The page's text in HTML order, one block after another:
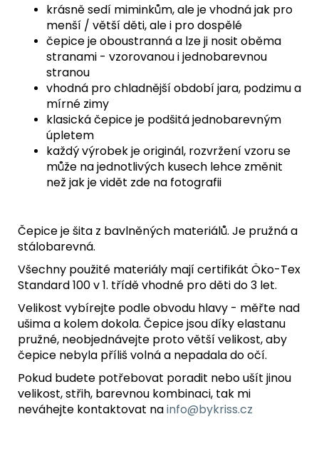
krásně sedí miminkům, ale je vhodná jak pro
menší / větší děti, ale i pro dospělé
čepice je oboustranná a lze ji nosit oběma
stranami - vzorovanou i jednobarevnou
stranou
vhodná pro chladnější období jara, podzimu a
mírné zimy
klasická čepice je podšitá jednobarevným
úpletem
každý výrobek je originál, rozvržení vzoru se
může na jednotlivých kusech lehce změnit
než jak je vidět zde na fotografii
Čepice je šita z bavlněných materiálů. Je pružná a
stálobarevná.
Všechny použité materiály mají certifikát Öko-Tex
Standard 100 v 1. třídě vhodné pro děti do 3 let.
Velikost vybírejte podle obvodu hlavy - měřte nad
ušima a kolem dokola. Čepice jsou díky elastanu
pružné, neobjednávejte proto větší velikost, aby
čepice nebyla příliš volná a nepadala do očí.
Pokud budete potřebovat poradit nebo ušít jinou
velikost, střih, barevnou kombinaci, tak mi
neváhejte kontaktovat nainfo@bykriss.cz